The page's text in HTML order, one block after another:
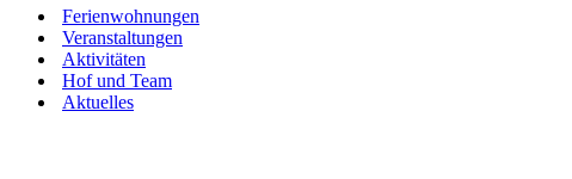
Ferienwohnungen
Veranstaltungen
Aktivitäten
Hof und Team
Aktuelles